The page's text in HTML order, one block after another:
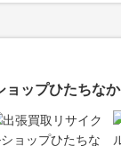
ョップひたちなか